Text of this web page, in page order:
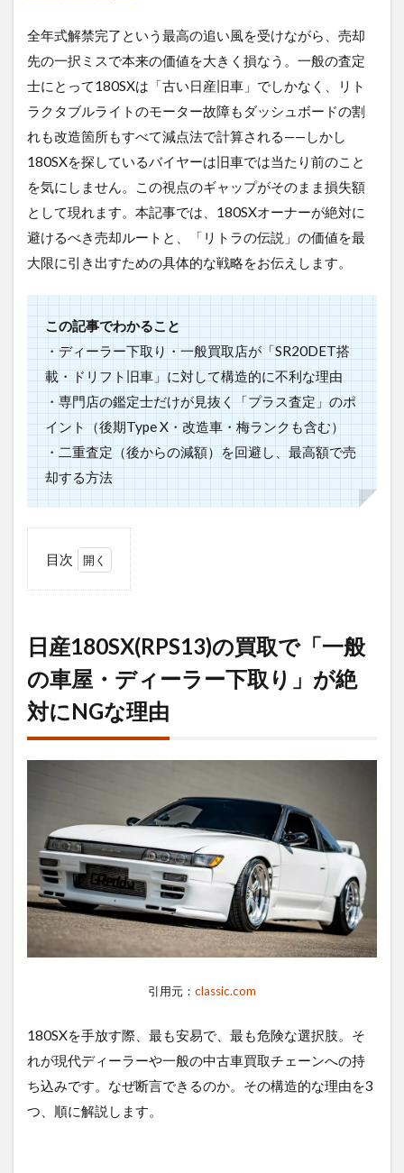
全年式解禁完了という最高の追い風を受けながら、売却
先の一択ミスで本来の価値を大きく損なう。一般の査定
士にとって180SXは「古い日産旧車」でしかなく、リト
ラクタブルライトのモーター故障もダッシュボードの割
れも改造箇所もすべて減点法で計算される——しかし
180SXを探しているバイヤーは旧車では当たり前のこと
を気にしません。この視点のギャップがそのまま損失額
として現れます。本記事では、180SXオーナーが絶対に
避けるべき売却ルートと、「リトラの伝説」の価値を最
大限に引き出すための具体的な戦略をお伝えします。
この記事でわかること
・ディーラー下取り・一般買取店が「SR20DET搭
載・ドリフト旧車」に対して構造的に不利な理由
・専門店の鑑定士だけが見抜く「プラス査定」のポ
イント（後期Type X・改造車・梅ランクも含む）
・二重査定（後からの減額）を回避し、最高額で売
却する方法
目次
般の車屋・デ
ィーラー下取
り」が絶対に
NGな理由
1.1
年式
判断
され
る
「マ
ニュ
アル
査
定」
の罠
の「無限
のチュー
ニング余
力とリト
ラの儀
式」が評
日産180SX(RPS13)の買取で「一般
の車屋・ディーラー下取り」が絶
対にNGな理由
引用元： classic.com
180SXを手放す際、最も安易で、最も危険な選択肢。そ
れが現代ディーラーや一般の中古車買取チェーンへの持
ち込みです。なぜ断言できるのか。その構造的な理由を3
つ、順に解説します。